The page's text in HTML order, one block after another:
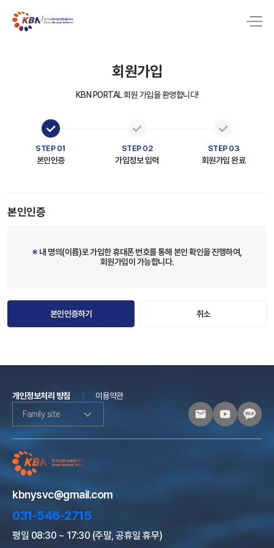
회원가입
KBN PORTAL 회원 가입을 환영합니다!
STEP 01
본인인증
STEP 02
가입정보 입력
STEP 03
회원가입 완료
본인인증
※내 명의(이름)로 가입한 휴대폰 번호를 통해 본인 확인을 진행하여,
회원가입이 가능합니다.
본인인증하기 취소
개인정보처리 방침
이용약관
Family site
kbnysvc@gmail.com
031-546-2715
평일 08:30 ~ 17:30 (주말, 공휴일 휴무)